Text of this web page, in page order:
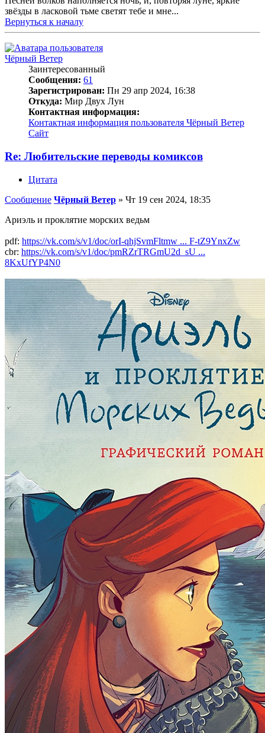
звёзды в ласковой тьме светят тебе и мне...
Вернуться к началу
Чёрный Ветер
Заинтересованный
Сообщения: 61
Зарегистрирован: Пн 29 апр 2024, 16:38
Откуда: Мир Двух Лун
Контактная информация:
Контактная информация пользователя Чёрный Ветер
Сайт
Re: Любительские переводы комиксов
Цитата
Сообщение Чёрный Ветер » Чт 19 сен 2024, 18:35
Ариэль и проклятие морских ведьм
pdf: https://vk.com/s/v1/doc/orI-qhjSvmFltmw ... F-tZ9YnxZw
cbr: https://vk.com/s/v1/doc/pmRZrTRGmU2d_sU ...
8KxUfYP4N0